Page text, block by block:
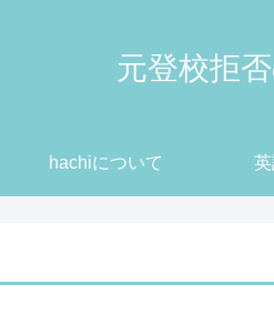
元登校拒
hachiについて